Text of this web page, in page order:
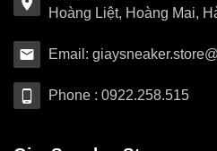
Hoàng Liệt, Hoàng Mai,
Email:
Phone : 0922.258.515